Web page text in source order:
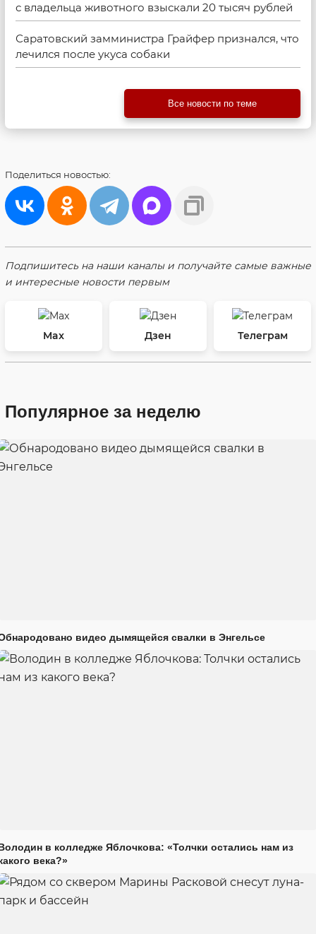
с владельца животного взыскали 20 тысяч рублей
Саратовский замминистра Грайфер признался, что
лечился после укуса собаки
Все новости по теме
Поделиться новостью:
Подпишитесь на наши каналы и получайте самые важные
и интересные новости первым
Max Дзен Телеграм
Популярное за неделю
видео дымящейся свалки в Энгельсе
в колледже Яблочкова: «Толчки остались нам из
века?»